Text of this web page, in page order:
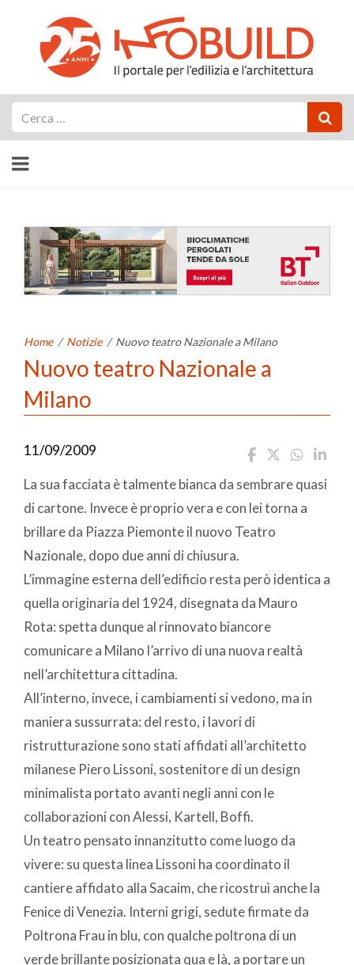
Home / Notizie / Nuovo teatro Nazionale a Milano
Nuovo teatro Nazionale a
Milano
11/09/2009
La sua facciata è talmente bianca da sembrare quasi
di cartone. Invece è proprio vera e con lei torna a
brillare da Piazza Piemonte il nuovo Teatro
Nazionale, dopo due anni di chiusura.
L’immagine esterna dell’edificio resta però identica a
quella originaria del 1924, disegnata da Mauro
Rota: spetta dunque al rinnovato biancore
comunicare a Milano l’arrivo di una nuova realtà
nell’architettura cittadina.
All’interno, invece, i cambiamenti si vedono, ma in
maniera sussurrata: del resto, i lavori di
ristrutturazione sono stati affidati all’architetto
milanese Piero Lissoni, sostenitore di un design
minimalista portato avanti negli anni con le
collaborazioni con Alessi, Kartell, Boffi.
Un teatro pensato innanzitutto come luogo da
vivere: su questa linea Lissoni ha coordinato il
cantiere affidato alla Sacaim, che ricostruì anche la
Fenice di Venezia. Interni grigi, sedute firmate da
Poltrona Frau in blu, con qualche poltrona di un
verde brillante posizionata qua e là, a portare un